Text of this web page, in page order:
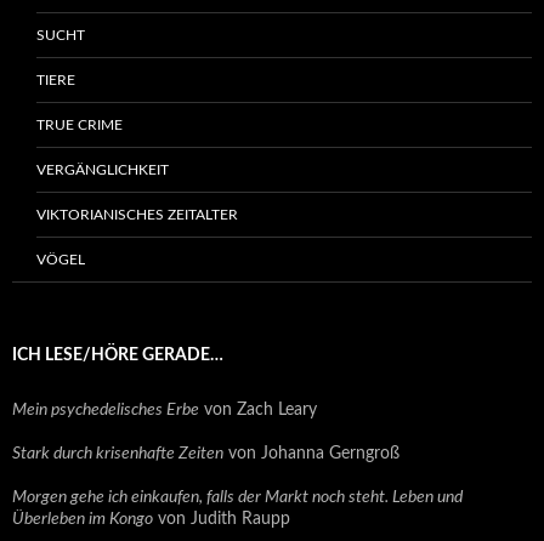
SUCHT
TIERE
TRUE CRIME
VERGÄNGLICHKEIT
VIKTORIANISCHES ZEITALTER
VÖGEL
ICH LESE/HÖRE GERADE…
Mein psychedelisches Erbe von Zach Leary
Stark durch krisenhafte Zeiten von Johanna Gerngroß
Morgen gehe ich einkaufen, falls der Markt noch steht. Leben und
Überleben im Kongo von Judith Raupp